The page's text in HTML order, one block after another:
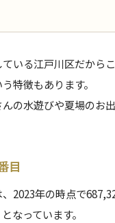
いる江戸川区だから
特徴もあります。
の水遊びや夏場のお
目
2023年の時点で
なっています。